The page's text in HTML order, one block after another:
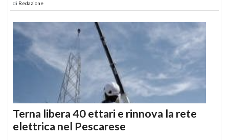
di Redazione
Terna libera 40 ettari e rinnova la rete
elettrica nel Pescarese